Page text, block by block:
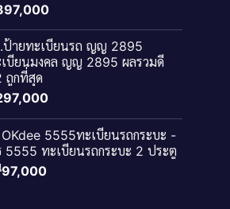
ป้ายทะเบียนรถ ญญ 2895
บียนมงคล ญญ 2895 ผลรวมดี
ถูกที่สุด
5555ทะเบียนรถกระบะ -
5555 ทะเบียนรถกระบะ 2 ประตู